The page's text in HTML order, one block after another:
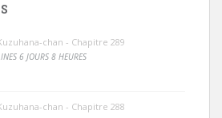
chan - Chapitre 289
6 JOURS 8 HEURES
chan - Chapitre 288